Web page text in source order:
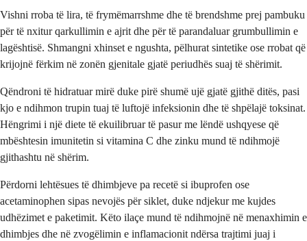
Vishni rroba të lira, të frymëmarrshme dhe të brendshme prej pambuku
për të nxitur qarkullimin e ajrit dhe për të parandaluar grumbullimin e
lagështisë. Shmangni xhinset e ngushta, pëlhurat sintetike ose rrobat që
krijojnë fërkim në zonën gjenitale gjatë periudhës suaj të shërimit.
Qëndroni të hidratuar mirë duke pirë shumë ujë gjatë gjithë ditës, pasi
kjo e ndihmon trupin tuaj të luftojë infeksionin dhe të shpëlajë toksinat.
Hëngrimi i një diete të ekuilibruar të pasur me lëndë ushqyese që
mbështesin imunitetin si vitamina C dhe zinku mund të ndihmojë
gjithashtu në shërim.
Përdorni lehtësues të dhimbjeve pa recetë si ibuprofen ose
acetaminophen sipas nevojës për siklet, duke ndjekur me kujdes
udhëzimet e paketimit. Këto ilaçe mund të ndihmojnë në menaxhimin e
dhimbjes dhe në zvogëlimin e inflamacionit ndërsa trajtimi juaj i